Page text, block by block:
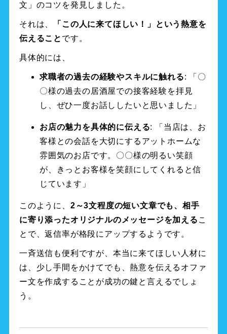
文」のコツを発見しました。
それは、
「この人に来てほしい！」という熱意を
伝えること です。
具体的には、
求職者の過去の経験やスキルに触れる: 「〇
〇様の過去の居酒屋での接客経験を拝見
し、ぜひ一度お話ししたいと思いました」
お店の魅力を具体的に伝える: 「当店は、お
客様との会話を大切にするアットホームな
雰囲気のお店です。〇〇様の明るい笑顔
が、きっとお客様を笑顔にしてくれると信
じています」
このように、 2～3文程度の短い文章でも、相手
に寄り添ったオリジナルのメッセージを加える こ
とで、返信率が格段にアップするようです。
一斉送信も便利ですが、本当に来てほしい人材に
は、少し手間をかけてでも、熱意を伝えるオファ
ー文を作成することが成功の鍵と言えるでしょ
う。